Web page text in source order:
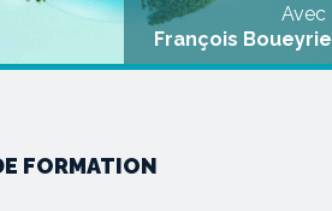
Avec
François Boueyrie
FORMATION